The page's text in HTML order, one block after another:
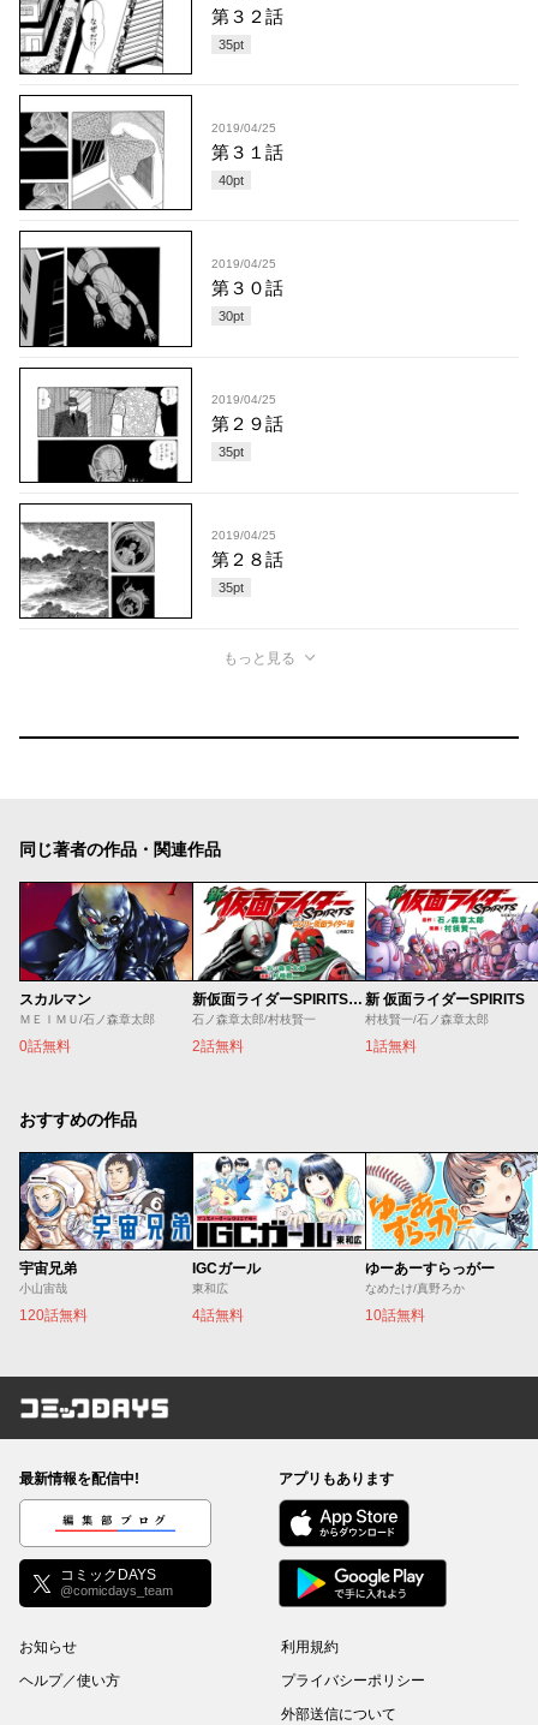
第３２話
35pt
2019/04/25
第３１話
40pt
2019/04/25
第３０話
30pt
2019/04/25
第２９話
35pt
2019/04/25
第２８話
35pt
もっと見る
同じ著者の作品・関連作品
スカルマン
ＭＥＩＭＵ/石ノ森章太郎
0話無料
新仮面ライダーSPIRITS ロンリー仮面ライダー編
石ノ森章太郎/村枝賢一
2話無料
新 仮面ライダーSPIRITS
村枝賢一/石ノ森章太郎
1話無料
おすすめの作品
宇宙兄弟
小山宙哉
120話無料
IGCガール
東和広
4話無料
ゆーあーすらっがー
なめたけ/真野ろか
10話無料
コミックDAYS
最新情報を配信中!
編集部ブログ
コミックDAYS
@comicdays_team
アプリもあります
お知らせ
ヘルプ／使い方
利用規約
プライバシーポリシー
外部送信について